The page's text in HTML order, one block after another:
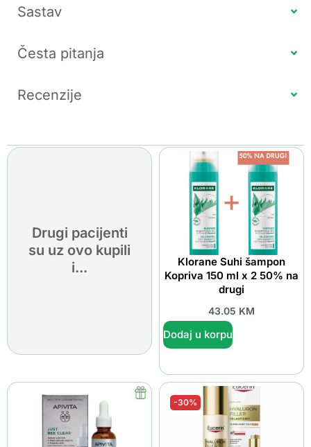
Sastav
Česta pitanja
Recenzije
Drugi pacijenti
su uz ovo kupili
i...
Klorane Suhi šampon
Kopriva 150 ml x 2 50% na
drugi
43.05 KM
Dodaj u korpu
-30%